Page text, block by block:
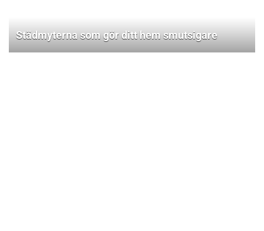
Städmyterna som gör ditt hem smutsigare